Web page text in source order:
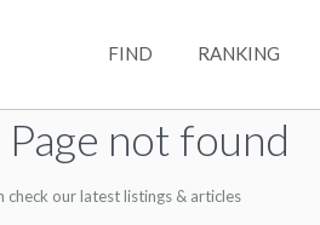
FIND RANKING
Page not found
check our latest listings & articles